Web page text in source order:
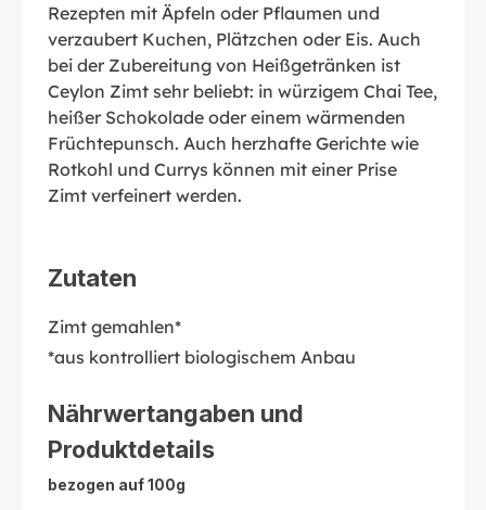
Rezepten mit Äpfeln oder Pflaumen und
verzaubert Kuchen, Plätzchen oder Eis. Auch
bei der Zubereitung von Heißgetränken ist
Ceylon Zimt sehr beliebt: in würzigem Chai Tee,
heißer Schokolade oder einem wärmenden
Früchtepunsch. Auch herzhafte Gerichte wie
Rotkohl und Currys können mit einer Prise
Zimt verfeinert werden.
Zutaten
Zimt gemahlen*
*aus kontrolliert biologischem Anbau
Nährwertangaben und
Produktdetails
bezogen auf 100g